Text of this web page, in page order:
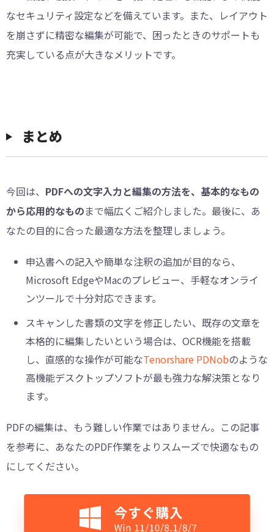
なセキュリティ設定などを備えています。また、レイアウト
を崩さずに精密な編集が可能で、困ったときのサポートも
充実している点が大きなメリットです。
︎まとめ
今回は、 PDFへの文字入力と編集の方法を、基本的なもの
から応用的なものまで幅広くご紹介しました。最後に、あ
なたの目的に合った最適な方法を整理しましょう。
申込書への記入や簡単な注釈の追加が目的なら、
Microsoft EdgeやMacのプレビュー、手軽なオンライ
ンツールで十分対応できます。
スキャンした書類の文字を修正したい、既存の文章を
本格的に編集したいという場合は、OCR機能を搭載
し、直感的な操作が可能なTenorshare PDNobのような
高機能デスクトップソフトが最も強力な解決策となり
ます。
PDFの編集は、もう難しい作業ではありません。この記事
を参考に、あなたのPDF作業をよりスムーズで快適なもの
にしてください。